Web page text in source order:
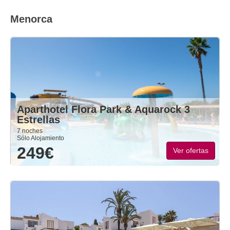
Menorca
Aparthotel Flora Park & Aquarock 3
Estrellas
7 noches
Sólo Alojamiento
249€ Ver ofertas